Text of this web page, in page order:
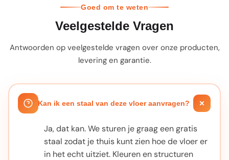
Goed om te weten
Veelgestelde Vragen
Antwoorden op veelgestelde vragen over onze producten,
levering en garantie.
Kan ik een staal van deze vloer aanvragen?
Ja, dat kan. We sturen je graag een gratis
staal zodat je thuis kunt zien hoe de vloer er
in het echt uitziet. Kleuren en structuren